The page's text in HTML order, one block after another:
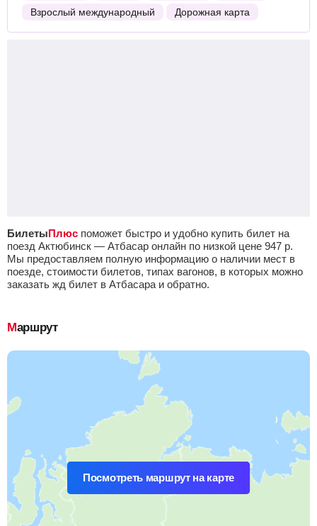
Взрослый международный
Дорожная карта
БилетыПлюс поможет быстро и удобно купить билет на
поезд Актюбинск — Атбасар онлайн по низкой цене 947 р.
Мы предоставляем полную информацию о наличии мест в
поезде, стоимости билетов, типах вагонов, в которых можно
заказать жд билет в Атбасара и обратно.
Маршрут
Посмотреть маршрут на карте